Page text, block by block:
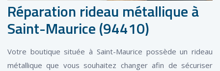
Réparation rideau métallique à
Saint-Maurice (94410)
Votre boutique située à Saint-Maurice possède un rideau
métallique que vous souhaitez changer afin de sécuriser